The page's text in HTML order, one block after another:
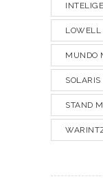
LOWELL
MUNDO
SOLARIS
STAND